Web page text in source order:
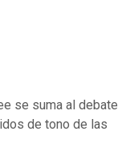
se suma al debate
de tono de las